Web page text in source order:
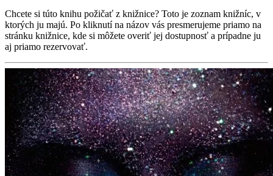
Chcete si túto knihu požičať z knižnice? Toto je zoznam knižníc, v
ktorých ju majú. Po kliknutí na názov vás presmerujeme priamo na
stránku knižnice, kde si môžete overiť jej dostupnosť a prípadne ju
aj priamo rezervovať.